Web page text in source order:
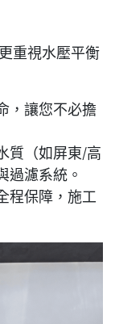
重視水壓平衡
，讓您不必擔
質（如屏東/高
過濾系統。
程保障，施工